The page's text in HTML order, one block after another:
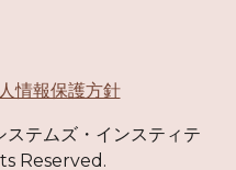
情報保護方針
テムズ・インスティテ
Reserved.